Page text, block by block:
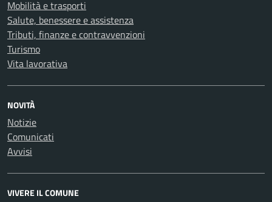
Mobilità e trasporti
Salute, benessere e assistenza
Tributi, finanze e contravvenzioni
Turismo
Vita lavorativa
NOVITÀ
Notizie
Comunicati
Avvisi
VIVERE IL COMUNE